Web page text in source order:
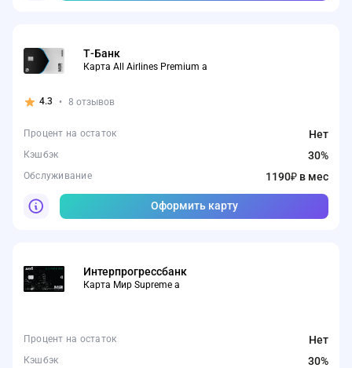
Т-Банк
Карта All Airlines Premium а
4.3 • 8 отзывов
Процент на остаток Нет
Кэшбэк 30%
Обслуживание 1190₽ в мес
Оформить карту
Интерпрогрессбанк
Карта Мир Supreme а
Процент на остаток Нет
Кэшбэк 30%